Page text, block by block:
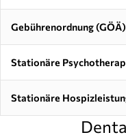
Gebührenordnung (GÖÄ)
Stationäre
Stationäre